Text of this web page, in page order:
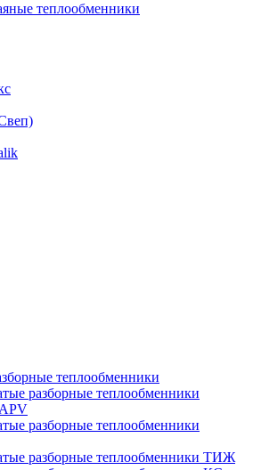
теплообменники
теплообменники
разборные теплообменники
разборные теплообменники
разборные теплообменники ТИЖ